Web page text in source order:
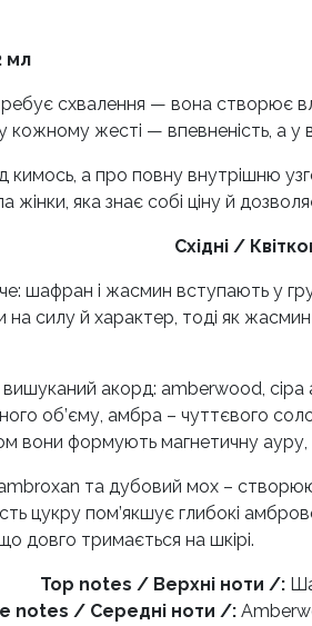
мл
схвалення — вона створює
у кожному жесті — впевненість, а
а про повну внутрішню
жінки, яка знає собі ціну й
Східні /
шафран і жасмин вступають у
силу й характер, тоді як
вишуканий акорд: amberwood,
об’єму, амбра – чуттєвого
вони формують магнетичну ауру,
та дубовий мох –
цукру пом’якшує глибокі
довго тримається на шкірі.
Top notes / Верхні ноти /:
notes / Середні ноти /: